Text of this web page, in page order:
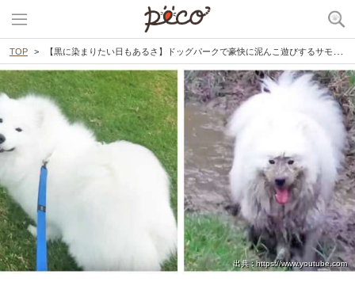
TOP 【黒に染まりたい日もあるさ】ドッグパークで豪快に泥んこ遊びするサモエドさん。見事な仕上がりに！
出典 : https://www.youtube.com